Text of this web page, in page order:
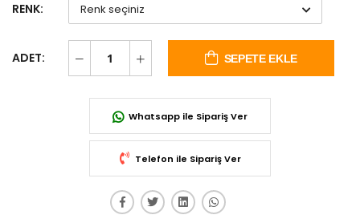
RENK:
ADET: SEPETE EKLE
Whatsapp ile Sipariş Ver
Telefon ile Sipariş Ver